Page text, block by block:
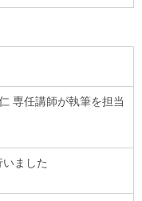
専任講師が執筆を担当
ました